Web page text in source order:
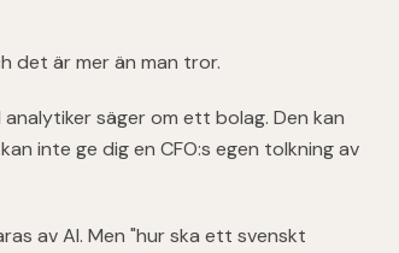
det är mer än man tror.
säger om ett bolag. Den kan
inte ge dig en CFO:s egen tolkning av
av AI. Men "hur ska ett svenskt